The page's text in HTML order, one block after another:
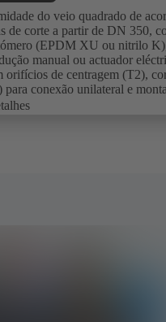
do veio quadrado de
de corte a partir de DN 350,
(EPDM XU ou nitrilo
manual ou actuador
de centragem (T2),
conexão unilateral e
aço inoxidável 1.4308,